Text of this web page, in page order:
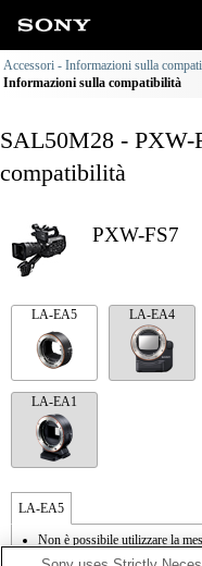
Accessori - Informazioni sulla
Informazioni sulla compatibilità
SAL50M28 - PXW-
compatibilità
PXW-FS7
LA-EA5 LA-EA4
LA-EA1
LA-EA5
Non è possibile utilizzare la
Disponibile con il supporto